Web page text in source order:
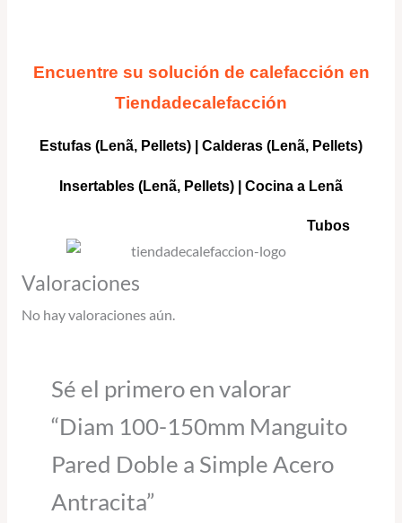
Encuentre su solución de calefacción en
Tiendadecalefacción
Estufas (Lenã, Pellets) Calderas (Lenã, Pellets)
Insertables (Lenã, Pellets) | Cocina a Lenã
Tubos
Valoraciones
No hay valoraciones aún.
Sé el primero en valorar
“Diam 100-150mm Manguito
Pared Doble a Simple Acero
Antracita”